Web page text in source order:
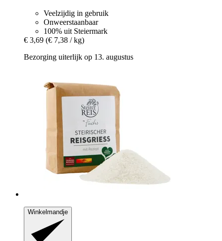
Veelzijdig in gebruik
Onweerstaanbaar
100% uit Steiermark
€ 3,69 (€ 7,38 / kg)
Bezorging uiterlijk op 13. augustus
Winkelmandje